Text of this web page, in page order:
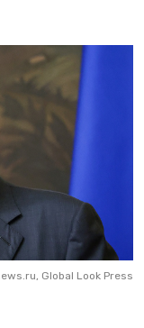
Global Look Press